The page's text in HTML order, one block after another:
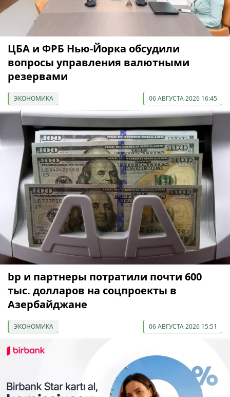
ЦБА и ФРБ Нью-Йорка обсудили
вопросы управления валютными
резервами
ЭКОНОМИКА 06 АВГУСТА 2026 16:45
bp и партнеры потратили почти 600
тыс. долларов на соцпроекты в
Азербайджане
ЭКОНОМИКА 06 АВГУСТА 2026 15:51